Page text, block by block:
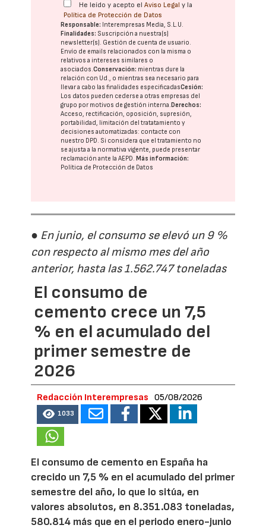
He leído y acepto elAviso Legal y la
Política de Protección de Datos
Responsable: Interempresas Media, S.L.U.
Finalidades: Suscripción a nuestra(s)
newsletter(s). Gestión de cuenta de usuario.
Envío de emails relacionados con la misma o
relativos a intereses similares o
asociados.Conservación: mientras dure la
relación con Ud., o mientras sea necesario para
llevar a cabo las finalidades especificadasCesión:
Los datos pueden cederse a otras empresas del
grupo por motivos de gestión interna. Derechos:
Acceso, rectificación, oposición, supresión,
portabilidad, limitación del tratatamiento y
decisiones automatizadas: contacte con
nuestro DPD. Si considera que el tratamiento no
se ajusta a la normativa vigente, puede presentar
reclamación ante laAEPD. Más información:
Política de Protección de Datos
● En junio, el consumo se elevó un 9 %
con respecto al mismo mes del año
anterior, hasta las 1.562.747 toneladas
El consumo de
cemento crece un 7,5
% en el acumulado del
primer semestre de
2026
Redacción Interempresas 05/08/2026
1033
El consumo de cemento en España ha
crecido un 7,5 % en el acumulado del primer
semestre del año, lo que lo sitúa, en
valores absolutos, en 8.351.083 toneladas,
580.814 más que en el periodo enero-junio